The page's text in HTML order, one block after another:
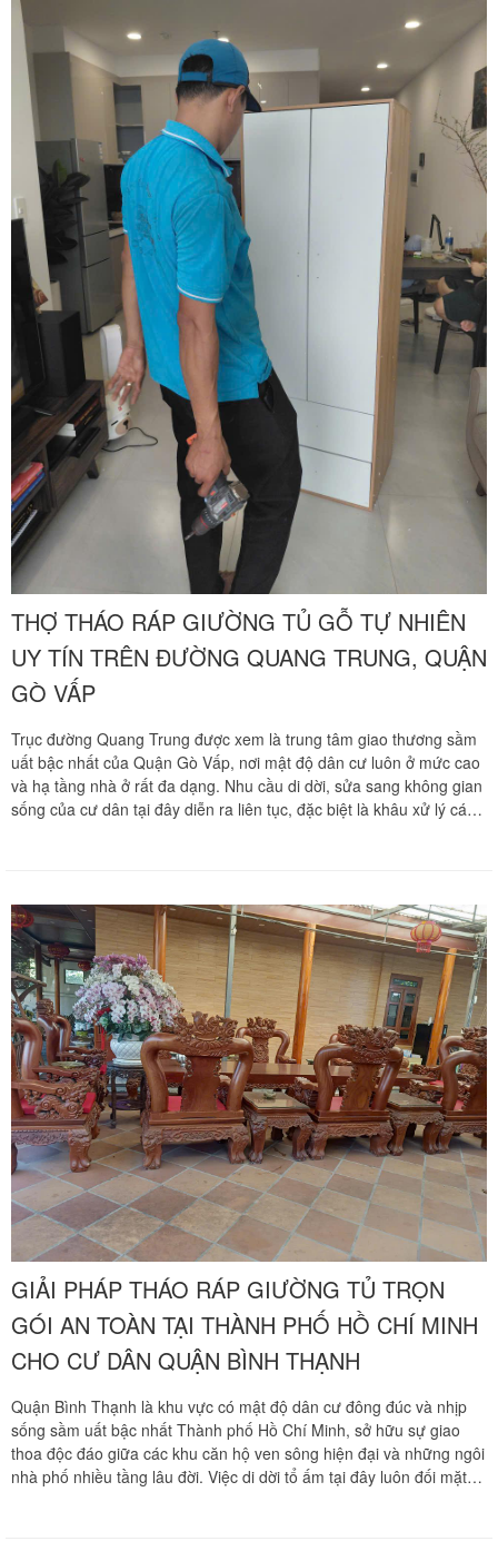
THỢ THÁO RÁP GIƯỜNG TỦ GỖ TỰ NHIÊN
UY TÍN TRÊN ĐƯỜNG QUANG TRUNG, QUẬN
GÒ VẤP
Trục đường Quang Trung được xem là trung tâm giao thương sầm
uất bậc nhất của Quận Gò Vấp, nơi mật độ dân cư luôn ở mức cao
và hạ tầng nhà ở rất đa dạng. Nhu cầu di dời, sửa sang không gian
sống của cư dân tại đây diễn ra liên tục, đặc biệt là khâu xử lý các
này để phục vụ khách hàng nhanh chóng nhất. Quý khách hàng
cần tư vấn phương án và nhận báo giá tốt nhất hãy gọi ngay
hotline hỗ trợ liên tục qua số 0913 371 378 hoặc 0972 366 628 để
nhận phản hồi siêu tốc từ đội ngũ Khôi Nguyên.
GIẢI PHÁP THÁO RÁP GIƯỜNG TỦ TRỌN
GÓI AN TOÀN TẠI THÀNH PHỐ HỒ CHÍ MINH
CHO CƯ DÂN QUẬN BÌNH THẠNH
Quận Bình Thạnh là khu vực có mật độ dân cư đông đúc và nhịp
sống sầm uất bậc nhất Thành phố Hồ Chí Minh, sở hữu sự giao
thoa độc đáo giữa các khu căn hộ ven sông hiện đại và những ngôi
nhà phố nhiều tầng lâu đời. Việc di dời tổ ấm tại đây luôn đối mặt